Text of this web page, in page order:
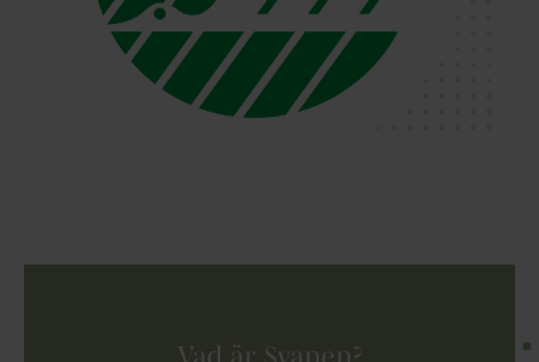
Vad är Svanen?